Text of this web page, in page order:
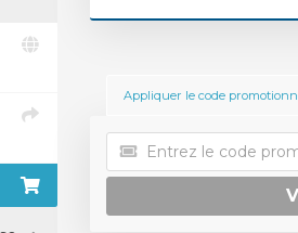
Appliquer le code